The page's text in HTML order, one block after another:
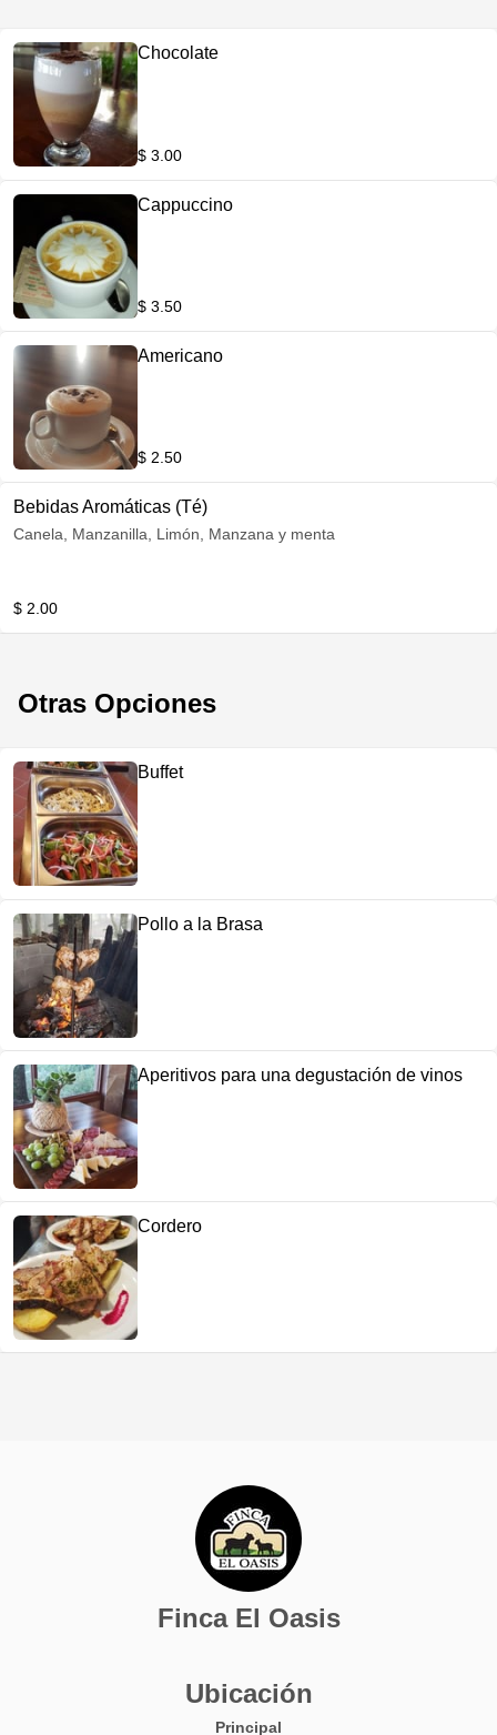
Chocolate
$ 3.00
Cappuccino
$ 3.50
Americano
$ 2.50
Bebidas Aromáticas (Té)
Canela, Manzanilla, Limón, Manzana y menta
$ 2.00
Otras Opciones
Buffet
Pollo a la Brasa
Aperitivos para una degustación de vinos
Cordero
Finca El Oasis
Ubicación
Principal